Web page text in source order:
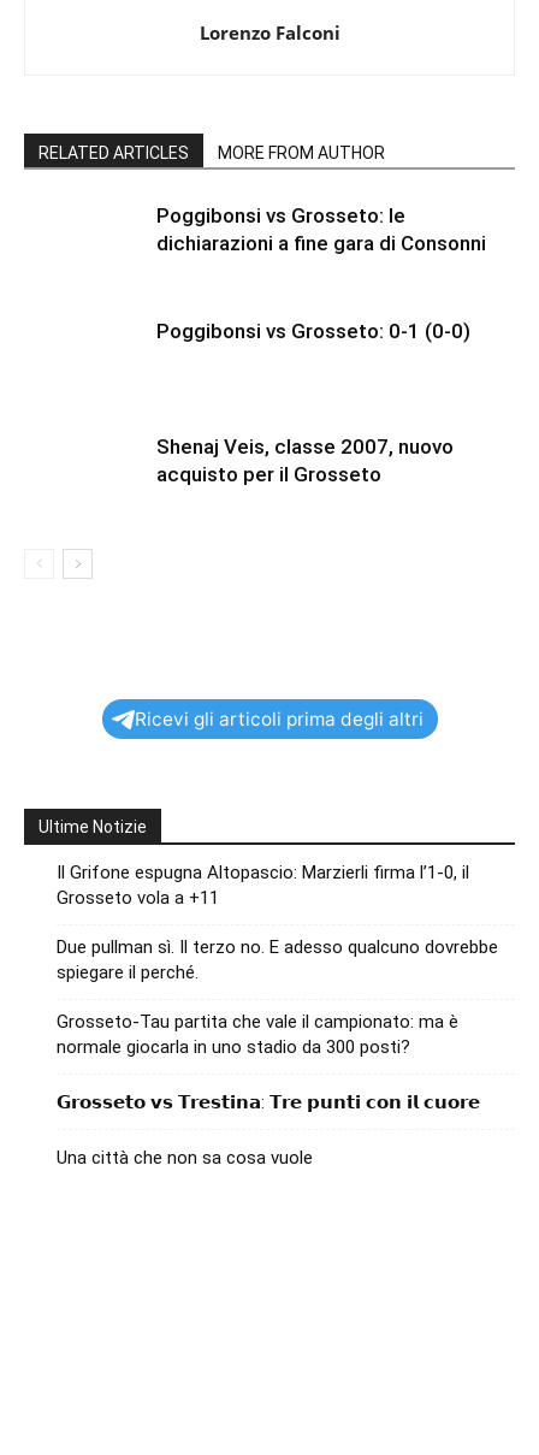
Lorenzo Falconi
RELATED ARTICLES MORE FROM AUTHOR
Poggibonsi vs Grosseto: le
dichiarazioni a fine gara di Consonni
Poggibonsi vs Grosseto: 0-1 (0-0)
Shenaj Veis, classe 2007, nuovo
acquisto per il Grosseto
Ricevi gli articoli prima degli altri
Ultime Notizie
Il Grifone espugna Altopascio: Marzierli firma l’1-0, il
Grosseto vola a +11
Due pullman sì. Il terzo no. E adesso qualcuno dovrebbe
spiegare il perché.
Grosseto-Tau partita che vale il campionato: ma è
normale giocarla in uno stadio da 300 posti?
𝗚𝗿𝗼𝘀𝘀𝗲𝘁𝗼 𝘃𝘀 𝗧𝗿𝗲𝘀𝘁𝗶𝗻𝗮: 𝗧𝗿𝗲 𝗽𝘂𝗻𝘁𝗶 𝗰𝗼𝗻 𝗶𝗹 𝗰𝘂𝗼𝗿𝗲
Una città che non sa cosa vuole